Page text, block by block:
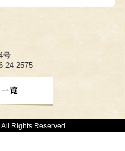
号
24-2575
Rights Reserved.